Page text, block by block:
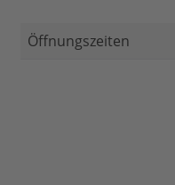
Öffnungszeiten